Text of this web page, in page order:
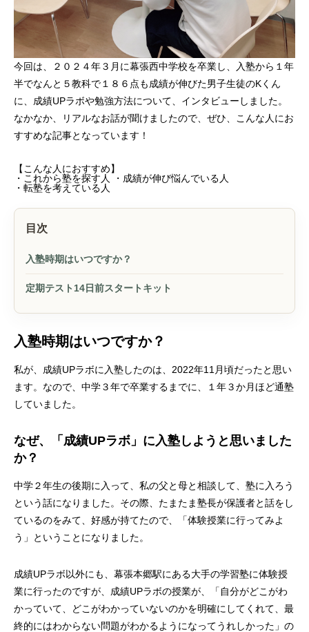
今回は、２０２４年３月に幕張西中学校を卒業し、入塾から１年
半でなんと５教科で１８６点も成績が伸びた男子生徒のKくん
に、成績UPラボや勉強方法について、インタビューしました。
なかなか、リアルなお話が聞けましたので、ぜひ、こんな人にお
すすめな記事となっています！
【こんな人におすすめ】
・これから塾を探す人 ・成績が伸び悩んでいる人
・転塾を考えている人
目次
入塾時期はいつですか？
定期テスト14日前スタートキット
入塾時期はいつですか？
私が、成績UPラボに入塾したのは、2022年11月頃だったと思い
ます。なので、中学３年で卒業するまでに、１年３か月ほど通塾
していました。
なぜ、「成績UPラボ」に入塾しようと思いました
か？
中学２年生の後期に入って、私の父と母と相談して、塾に入ろう
という話になりました。その際、たまたま塾長が保護者と話をし
ているのをみて、好感が持てたので、「体験授業に行ってみよ
う」ということになりました。
成績UPラボ以外にも、幕張本郷駅にある大手の学習塾に体験授
業に行ったのですが、成績UPラボの授業が、「自分がどこがわ
かっていて、どこがわかっていないのかを明確にしてくれて、最
終的にはわからない問題がわかるようになってうれしかった」の